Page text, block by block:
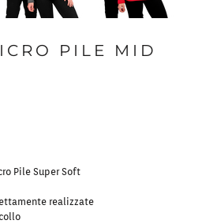
PILE MID
Pile Super Soft
realizzate